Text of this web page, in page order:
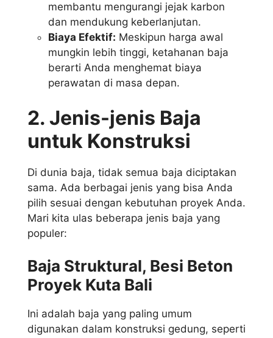
membantu mengurangi jejak karbon
dan mendukung keberlanjutan.
Biaya Efektif: Meskipun harga awal
mungkin lebih tinggi, ketahanan baja
berarti Anda menghemat biaya
perawatan di masa depan.
2. Jenis-jenis Baja
untuk Konstruksi
Di dunia baja, tidak semua baja diciptakan
sama. Ada berbagai jenis yang bisa Anda
pilih sesuai dengan kebutuhan proyek Anda.
Mari kita ulas beberapa jenis baja yang
populer:
Baja Struktural, Besi Beton
Proyek Kuta Bali
Ini adalah baja yang paling umum
digunakan dalam konstruksi gedung, seperti